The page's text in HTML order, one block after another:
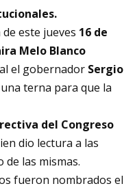
este jueves 16 de
Melo Blanco
el gobernador Sergio
terna para que la
del Congreso
dio lectura a las
las mismas.
fueron nombrados el